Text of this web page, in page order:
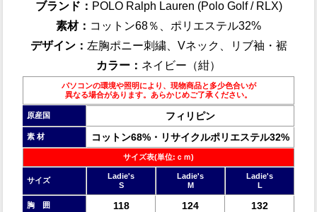
ブランド： POLO Ralph Lauren (Polo Golf / RLX)
素材： コットン68％、ポリエステル32%
デザイン： 左胸ポニー刺繍、Vネック、リブ袖・裾
カラー： ネイビー（紺）
パソコンの環境や照明により、現物商品と多少色合いが
異なる場合があります。あらかじめご了承ください。
原産国 フィリピン
素 材 コットン68%・リサイクルポリエステル32%
サイズ表(単位:ｃｍ)
サイズ
Ladie's
S
Ladie's
M
Ladie's
L
胸 囲 118 124 132